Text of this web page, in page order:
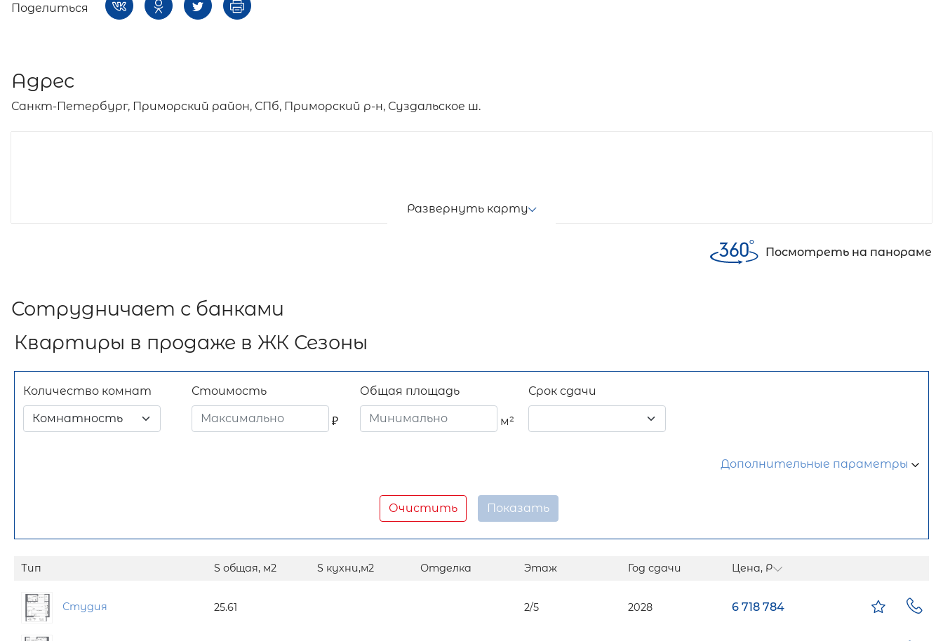
Поделиться
Адрес
Санкт-Петербург, Приморский район, СПб, Приморский р-н, Суздальское ш.
Развернуть карту
Посмотреть на панораме
Сотрудничает с банками
Квартиры в продаже в ЖК Сезоны
Количество комнат
Комнатность
Стоимость
₽
Общая площадь
м²
Срок сдачи
Дополнительные параметры
Очистить
Тип S общая, м2 S кухни,м2 Отделка Этаж Год сдачи Цена, Р
Студия 25.61 2/5 2028 6 718 784